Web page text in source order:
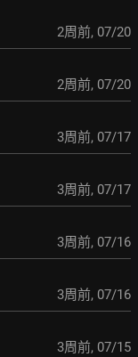
2周前, 07/20
2周前, 07/20
3周前, 07/17
3周前, 07/17
3周前, 07/16
3周前, 07/16
3周前, 07/15